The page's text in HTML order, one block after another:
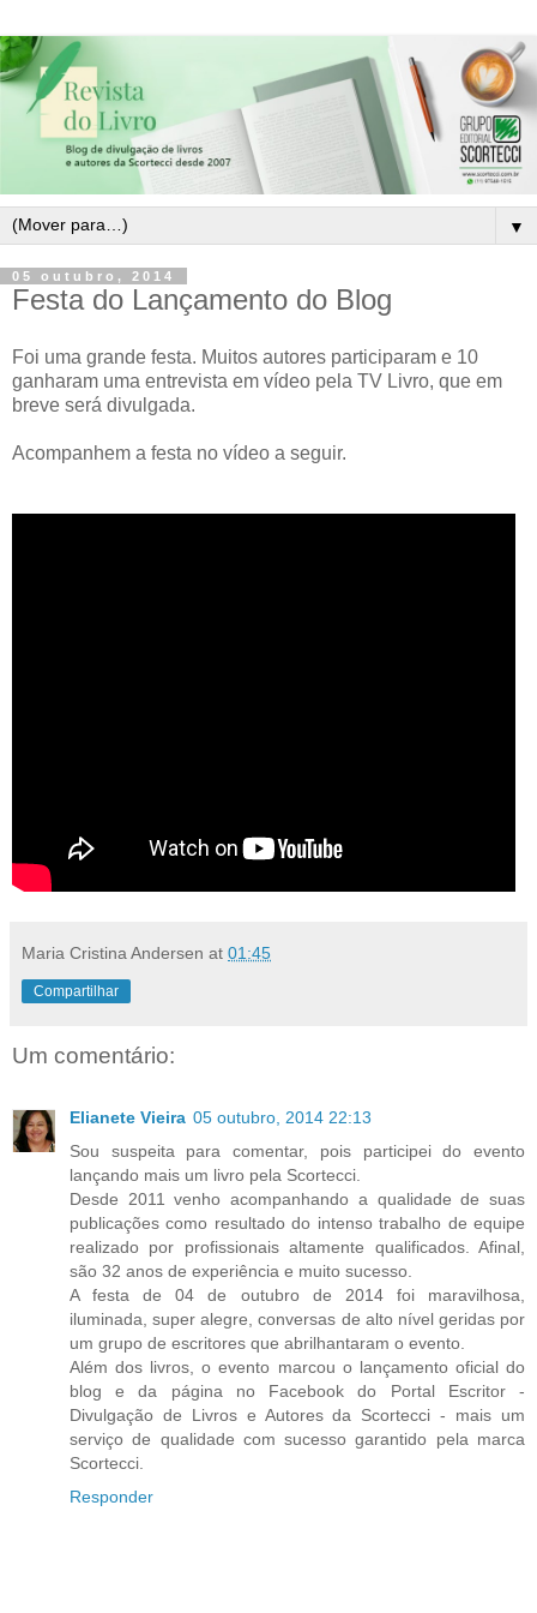
▼
05 outubro, 2014
Festa do Lançamento do Blog
Foi uma grande festa. Muitos autores participaram e 10
ganharam uma entrevista em vídeo pela TV Livro, que em
breve será divulgada.
Acompanhem a festa no vídeo a seguir.
Maria Cristina Andersen at 01:45
Compartilhar
Um comentário:
Elianete Vieira 05 outubro, 2014 22:13
Sou suspeita para comentar, pois participei do evento
lançando mais um livro pela Scortecci.
Desde 2011 venho acompanhando a qualidade de suas
publicações como resultado do intenso trabalho de equipe
realizado por profissionais altamente qualificados. Afinal,
são 32 anos de experiência e muito sucesso.
A festa de 04 de outubro de 2014 foi maravilhosa,
iluminada, super alegre, conversas de alto nível geridas por
um grupo de escritores que abrilhantaram o evento.
Além dos livros, o evento marcou o lançamento oficial do
blog e da página no Facebook do Portal Escritor -
Divulgação de Livros e Autores da Scortecci - mais um
serviço de qualidade com sucesso garantido pela marca
Scortecci.
Responder